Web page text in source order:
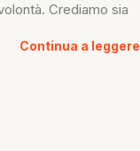
Crediamo sia
Continua a leggere